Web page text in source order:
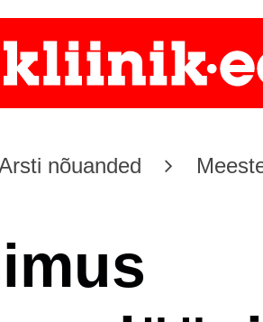
nõuanded